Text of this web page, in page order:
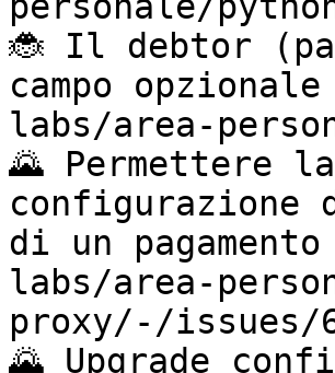
🐞 Il debtor
campo
labs/area-
🌄 Permettere
configurazione
di un
labs/area-
proxy/-/issues/
🌄 Upgrade